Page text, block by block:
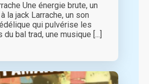
Une énergie brute, un
la jack Larrache, un son
qui pulvérise les
bal trad, une musique [...]